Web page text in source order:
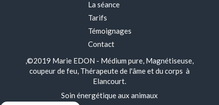
La séance
Tarifs
Témoignages
Contact
,©2019 Marie EDON - Médium pure, Magnétiseuse,
coupeur de feu, Thérapeute de l'âme et du corps à
Elancourt.
Soin énergétique aux animaux